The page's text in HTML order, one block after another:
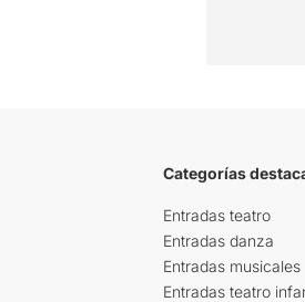
Categorías
Entradas teatro
Entradas danza
Entradas musicales
Entradas teatro